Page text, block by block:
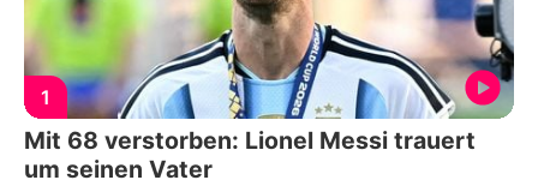
1
Mit 68 verstorben: Lionel Messi trauert
um seinen Vater